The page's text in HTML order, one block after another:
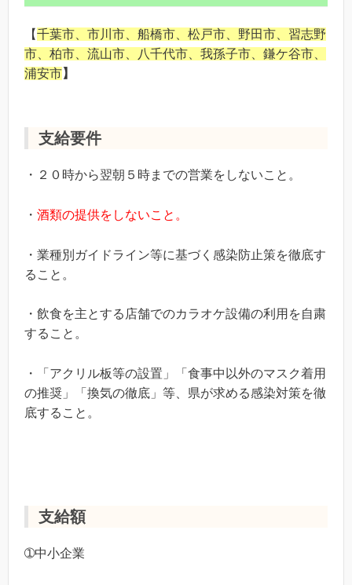
【千葉市、市川市、船橋市、松戸市、野田市、習志野
市、柏市、流山市、八千代市、我孫子市、鎌ケ谷市、
浦安市】
支給要件
・２０時から翌朝５時までの営業をしないこと。
・ 酒類の提供をしないこと。
・業種別ガイドライン等に基づく感染防止策を徹底す
ること。
・飲食を主とする店舗でのカラオケ設備の利用を自粛
すること。
・「アクリル板等の設置」「食事中以外のマスク着用
の推奨」「換気の徹底」等、県が求める感染対策を徹
底すること。
支給額
➀中小企業